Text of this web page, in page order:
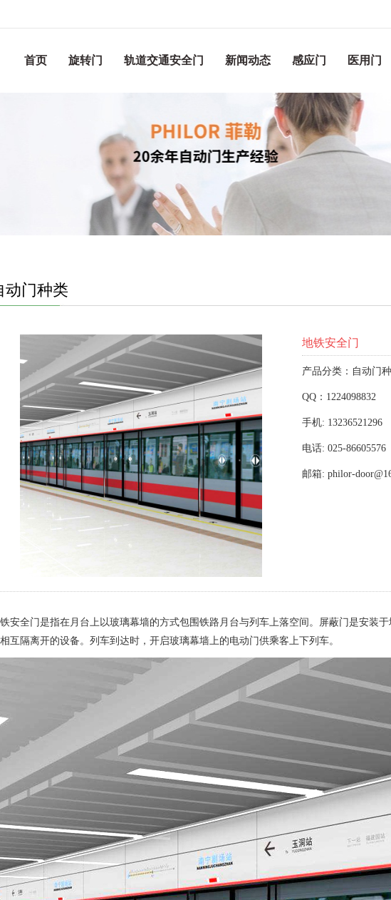
首页 旋转门 轨道交通安全门 新闻动态 感应门 医用门
动门种类
地铁安全门
产品分类：自动门
QQ：1224098832
手机: 13236521296
电话: 025-86605576
邮箱: philor-
安全门是指在月台上以玻璃幕墙的方式包围铁路月台与列车上落空间。屏蔽门是安装
互隔离开的设备。列车到达时，开启玻璃幕墙上的电动门供乘客上下列车。